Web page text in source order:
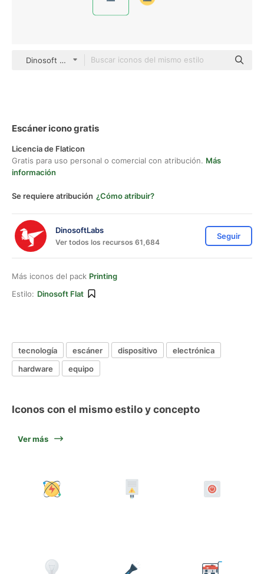
Dinosoft Flat
Escáner icono gratis
Licencia de Flaticon
Gratis para uso personal o comercial con atribución. Más
información
Se requiere atribución ¿Cómo atribuir?
DinosoftLabs
Ver todos los recursos 61,684
Seguir
Más iconos del pack Printing
Estilo: Dinosoft Flat
tecnología escáner dispositivo
electrónica
hardware
equipo
Iconos con el mismo estilo y concepto
Ver más